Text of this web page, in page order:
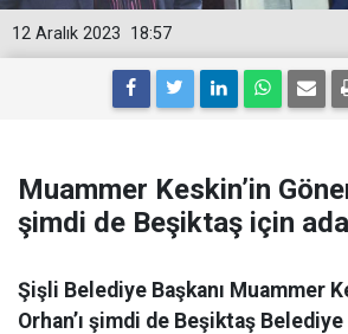
18:57
12 Aralık 2023
Muammer Keskin’in
şimdi de Beşiktaş için
Şişli Belediye Başkanı Muammer
Orhan’ı şimdi de Beşiktaş